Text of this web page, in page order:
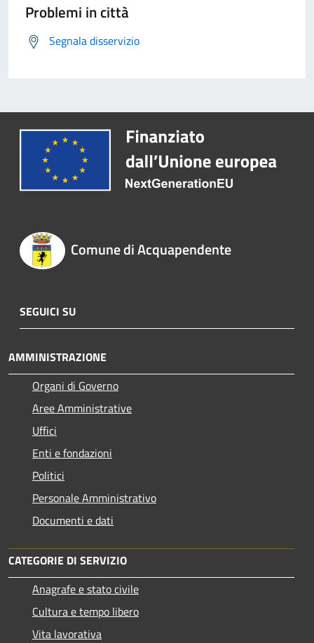
Problemi in città
Segnala disservizio
Comune di Acquapendente
SEGUICI SU
AMMINISTRAZIONE
Organi di Governo
Aree Amministrative
Uffici
Enti e fondazioni
Politici
Personale Amministrativo
Documenti e dati
CATEGORIE DI SERVIZIO
Anagrafe e stato civile
Cultura e tempo libero
Vita lavorativa